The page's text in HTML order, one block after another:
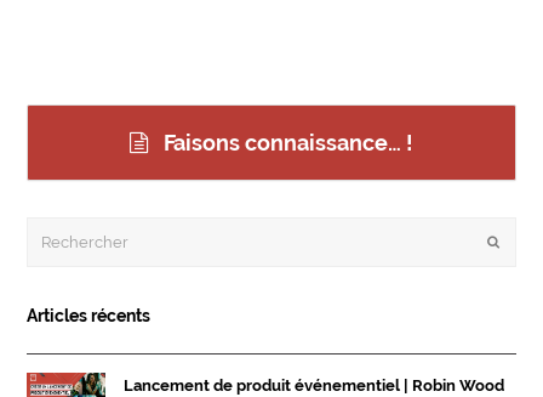
Faisons connaissance… !
Articles récents
Lancement de produit événementiel | Robin Wood